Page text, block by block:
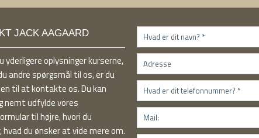
JACK AAGAARD
yderligere oplysninger kurserne,
andre spørgsmål til os, er du
til at kontakte os. Du kan
nemt udfylde vores
til højre, hvori du
hvad du ønsker at vide mere om.